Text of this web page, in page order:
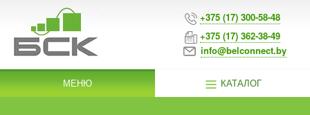
+375 (17) 300-58-48
+375 (17) 362-38-49
info@belconnect.by
МЕНЮ КАТАЛОГ